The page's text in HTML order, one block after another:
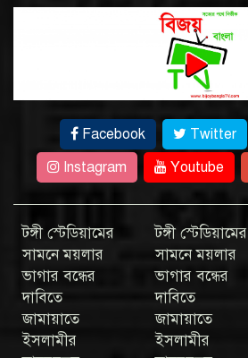
Facebook Twitter
Instagram
Youtube
টঙ্গী স্টেডিয়ামের
সামনে ময়লার
ভাগার বন্ধের
দাবিতে
জামায়াতে
ইসলামীর
টঙ্গী স্টেডিয়ামের
সামনে ময়লার
ভাগার বন্ধের
দাবিতে
জামায়াতে
ইসলামীর